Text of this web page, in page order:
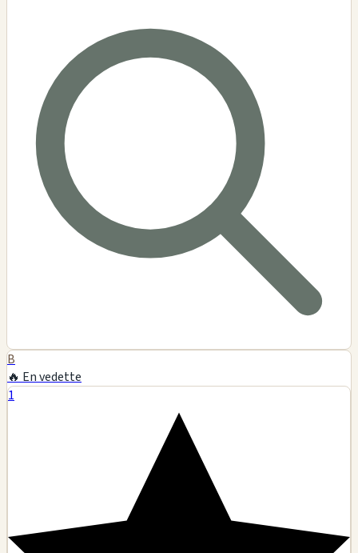
B
🔥 En vedette
1